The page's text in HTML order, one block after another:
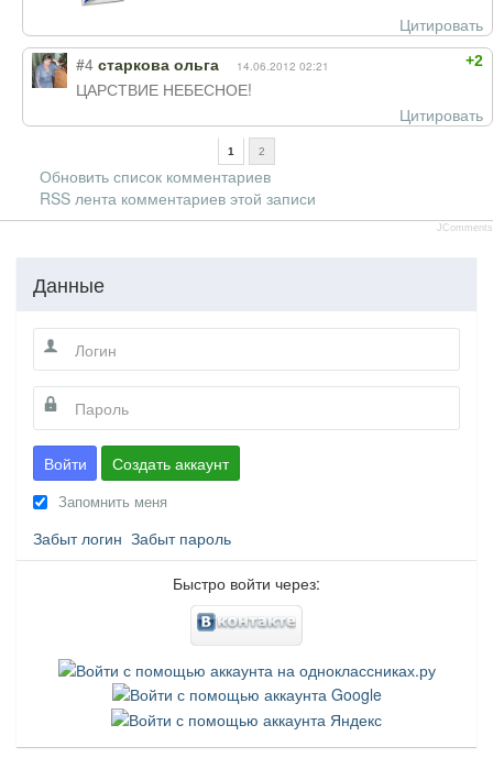
Цитировать
+2
#4 старкова ольга 14.06.2012 02:21
ЦАРСТВИЕ НЕБЕСНОЕ!
Цитировать
1 2
Обновить список комментариев
RSS лента комментариев этой записи
JComments
Данные
Войти Создать аккаунт
Запомнить меня
Забыт логин Забыт пароль
Быстро войти через: